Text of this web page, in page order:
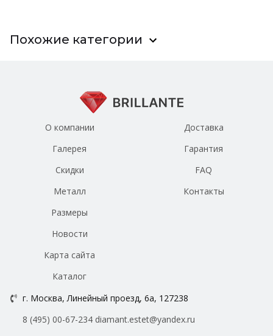
Похожие категории
О компании
Галерея
Скидки
Металл
Размеры
Новости
Доставка
Гарантия
FAQ
Контакты
Карта сайта
Каталог
г. Москва, Линейный проезд, 6а, 127238
8 (495) 00-67-234 diamant.estet@yandex.ru